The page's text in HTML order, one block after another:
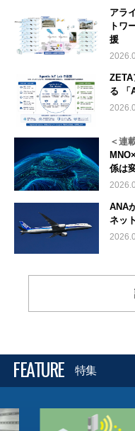
アラ
トワ
援
る 「
＜連
係は
ANA
ネッ
FEATURE 特集